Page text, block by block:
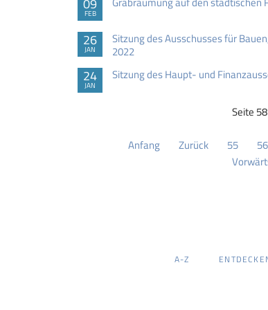
FEB
26
JAN
Sitzung des Ausschusses für
2022
24
JAN
Sitzung des Haupt- und
Seite
Anfang Zurück 55 56
ÜBERSPRINGEN
A-Z